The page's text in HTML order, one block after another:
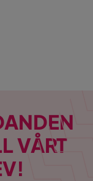
VÅRT